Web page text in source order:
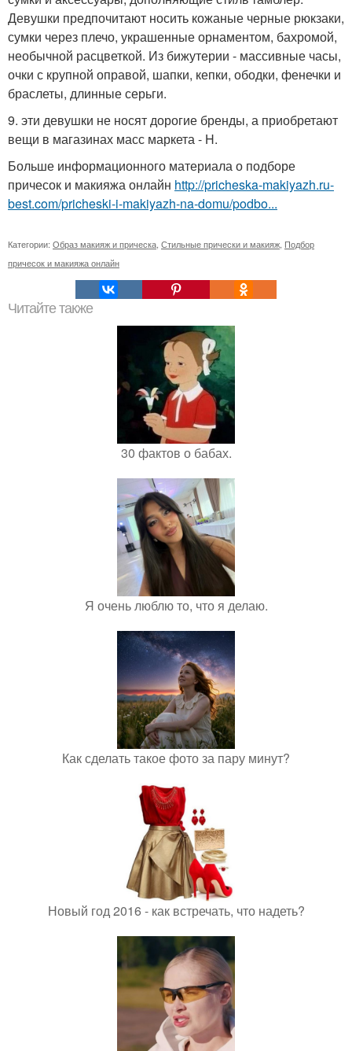
Девушки предпочитают носить кожаные черные рюкзаки,
сумки через плечо, украшенные орнаментом, бахромой,
необычной расцветкой. Из бижутерии - массивные часы,
очки с крупной оправой, шапки, кепки, ободки, фенечки и
браслеты, длинные серьги.
9. эти девушки не носят дорогие бренды, а приобретают
вещи в магазинах масс маркета - H.
Больше информационного материала о подборе
причесок и макияжа онлайн http://pricheska-makiyazh.ru-
best.com/pricheski-i-makiyazh-na-domu/podbo...
Категории: Образ макияж и прическа Стильные прически и макияж Подбор
причесок и макияжа онлайн
Читайте также
30 фактов о бабах.
Я очень люблю то, что я делаю.
Как сделать такое фото за пару минут?
Новый год 2016 - как встречать, что надеть?